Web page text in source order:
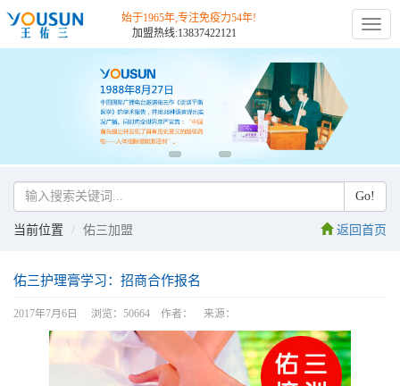
切
换
始于1965年,专注免疫力54年!
加盟热线:13837422121
当前位置 佑三加盟 返回首页
Go!
佑三护理膏学习：招商合作报名
2017年7月6日 浏览：50664 作者： 来源：